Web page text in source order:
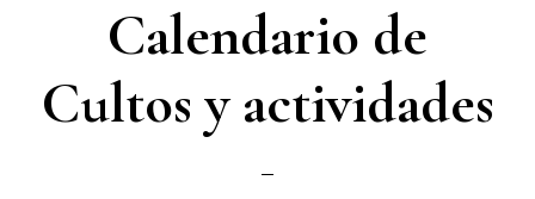
Calendario de
Cultos y actividades